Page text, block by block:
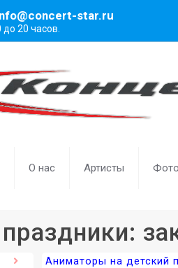
star.ru
до 20 часов.
О нас Артисты
Аниматоры на детский